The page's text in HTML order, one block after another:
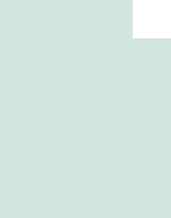
לתוכן